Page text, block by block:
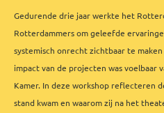
Gedurende drie jaar werkte het
Rotterdammers om geleefde
systemisch onrecht zichtbaar te
impact van de projecten was voelbaar
Kamer. In deze workshop reflecteren
stand kwam en waarom zij na het